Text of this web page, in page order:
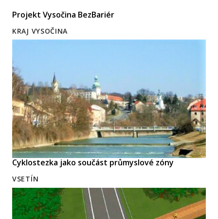
Projekt Vysočina BezBariér
KRAJ VYSOČINA
Cyklostezka jako součást průmyslové zóny
VSETÍN